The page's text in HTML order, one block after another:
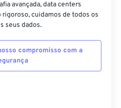
avançada, data centers
cuidamos de todos os
seus dados.
compromisso com a